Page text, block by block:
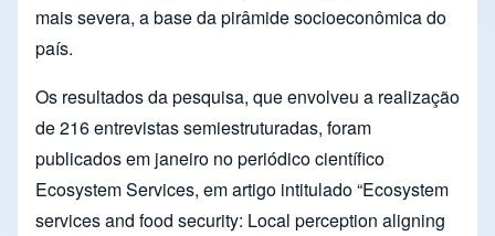
mais severa, a base da pirâmide socioeconômica do
país.
Os resultados da pesquisa, que envolveu a realização
de 216 entrevistas semiestruturadas, foram
publicados em janeiro no periódico científico
Ecosystem Services, em artigo intitulado “Ecosystem
services and food security: Local perception aligning